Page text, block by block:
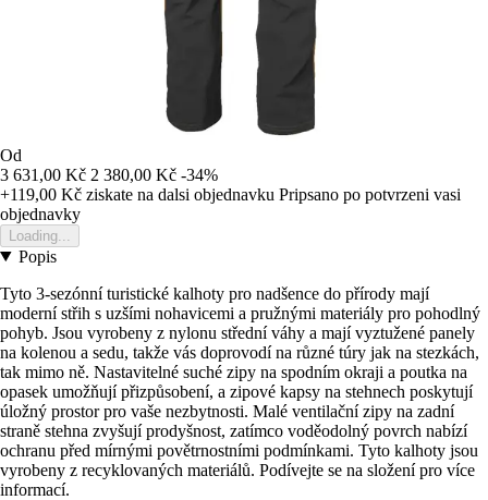
Od
3 631,00 Kč 2 380,00 Kč -34%
+119,00 Kč ziskate na dalsi objednavku Pripsano po potvrzeni vasi
objednavky
Loading...
Popis
Tyto 3-sezónní turistické kalhoty pro nadšence do přírody mají
moderní střih s uzšími nohavicemi a pružnými materiály pro pohodlný
pohyb. Jsou vyrobeny z nylonu střední váhy a mají vyztužené panely
na kolenou a sedu, takže vás doprovodí na různé túry jak na stezkách,
tak mimo ně. Nastavitelné suché zipy na spodním okraji a poutka na
opasek umožňují přizpůsobení, a zipové kapsy na stehnech poskytují
úložný prostor pro vaše nezbytnosti. Malé ventilační zipy na zadní
straně stehna zvyšují prodyšnost, zatímco voděodolný povrch nabízí
ochranu před mírnými povětrnostními podmínkami. Tyto kalhoty jsou
vyrobeny z recyklovaných materiálů. Podívejte se na složení pro více
informací.